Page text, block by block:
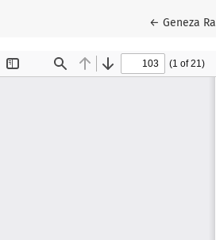
← Wróć do
Geneza